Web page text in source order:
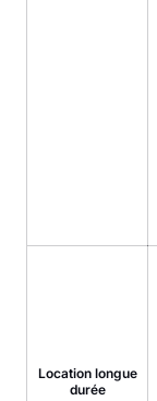
Location longue
durée